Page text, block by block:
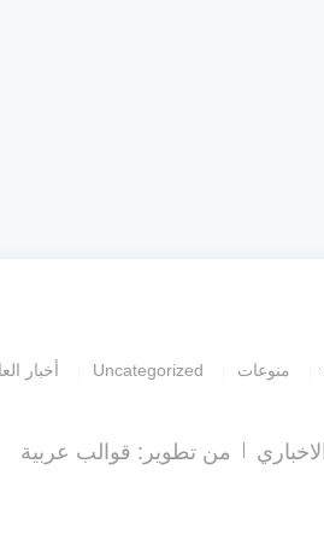
منوعات Uncategorized أخبار
من تطوير: قوالب عربية